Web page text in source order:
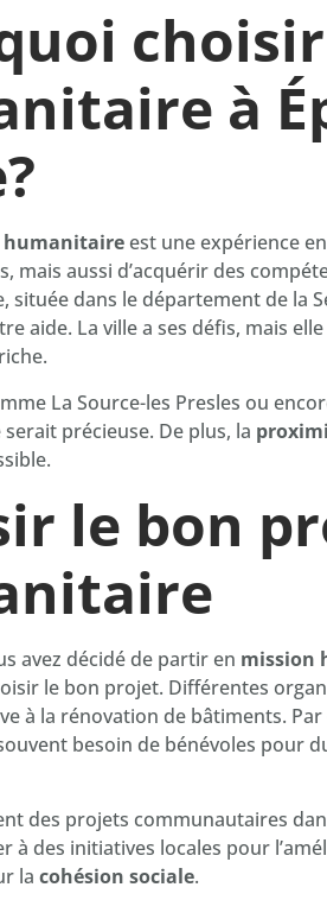
à
humanitaire est une expérience
mais aussi d’acquérir des
située dans le département de la
aide. La ville a ses défis, mais
La Source-les Presles ou
précieuse. De plus, la
le bon
avez décidé de partir en mission
le bon projet. Différentes
à la rénovation de bâtiments.
besoin de bénévoles pour
des projets communautaires
à des initiatives locales pour
la cohésion sociale.